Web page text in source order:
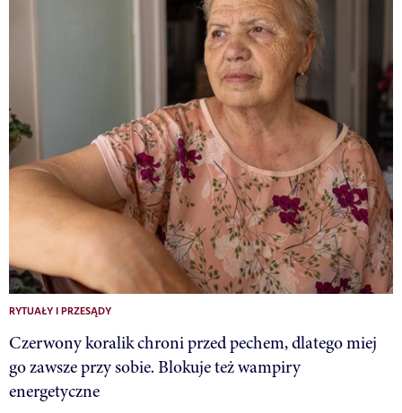
RYTUAŁY I PRZESĄDY
Czerwony koralik chroni przed pechem, dlatego miej
go zawsze przy sobie. Blokuje też wampiry
energetyczne